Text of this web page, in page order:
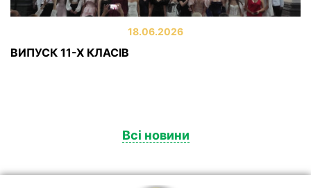
18.06.2026
ВИПУСК 11-Х КЛАСІВ
Всі новини